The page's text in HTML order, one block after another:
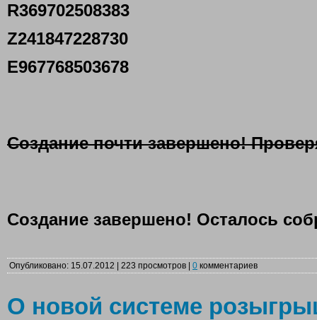
R369702508383
Z241847228730
E967768503678
Создание почти завершено!
Создание завершено! Осталось
Опубликовано: 15.07.2012 | 223 просмотров | 0 комментариев
О новой системе